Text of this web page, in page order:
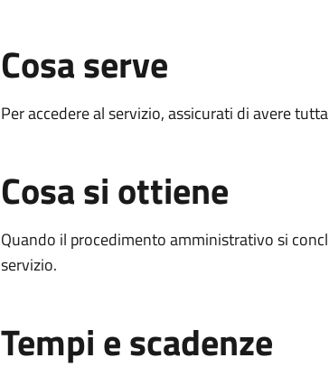
Cosa serve
Per accedere al servizio, assicurati di avere
Cosa si ottiene
Quando il procedimento amministrativo si
servizio.
Tempi e scadenze